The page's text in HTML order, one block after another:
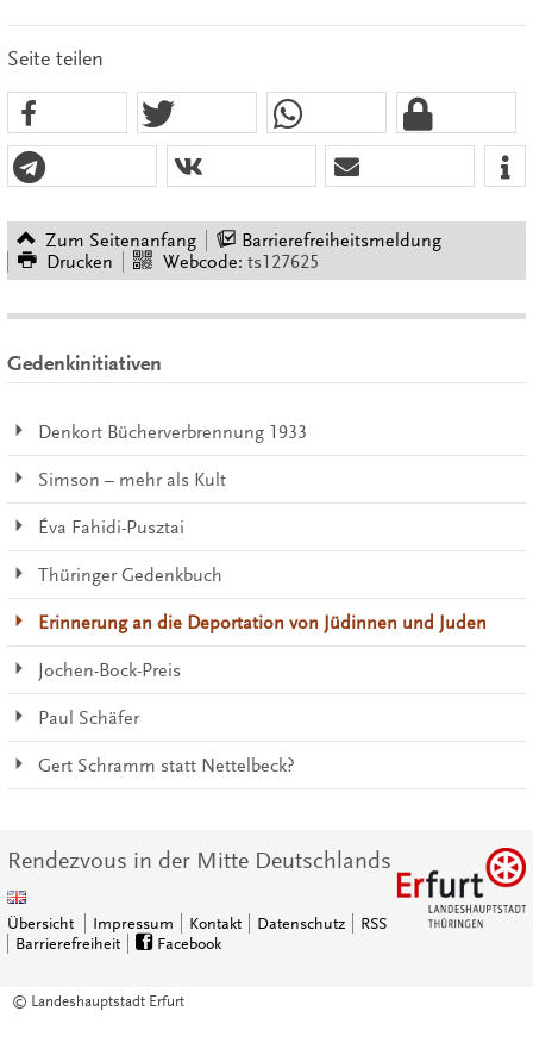
Seite teilen
Zum Seitenanfang
Barrierefreiheitsmeldung
Drucken
Webcode: ts127625
Gedenkinitiativen
Denkort Bücherverbrennung 1933
Simson – mehr als Kult
Éva Fahidi-Pusztai
Thüringer Gedenkbuch
Erinnerung an die Deportation von Jüdinnen und Juden
Jochen-Bock-Preis
Paul Schäfer
Gert Schramm statt Nettelbeck?
Rendezvous in der Mitte Deutschlands
Übersicht Impressum Kontakt Datenschutz
RSS
Barrierefreiheit
Facebook
© Landeshauptstadt Erfurt